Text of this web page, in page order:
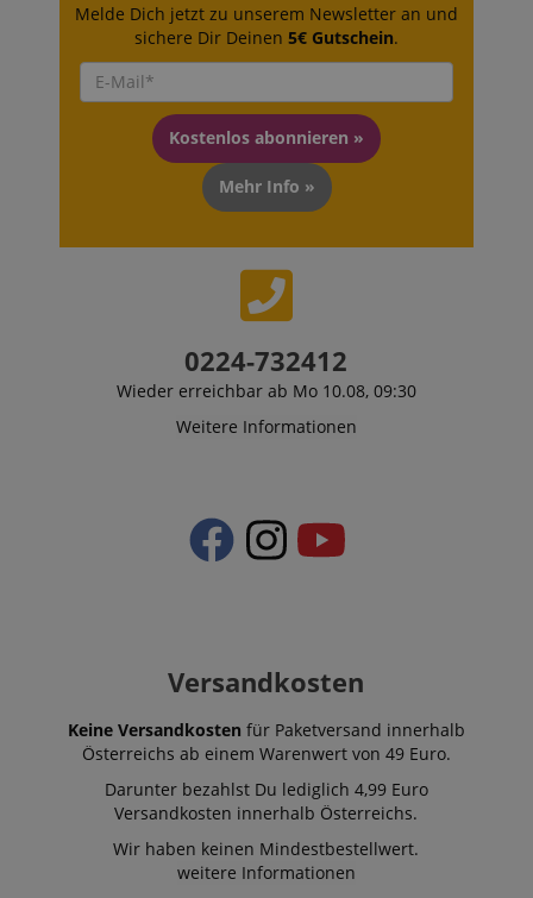
Melde Dich jetzt zu unserem Newsletter an und
sichere Dir Deinen 5€ Gutschein.
Kostenlos abonnieren »
Mehr Info »
0224-732412
Wieder erreichbar ab Mo 10.08, 09:30
Weitere Informationen
Versandkosten
Keine Versandkosten für Paketversand innerhalb
Österreichs ab einem Warenwert von 49 Euro.
Darunter bezahlst Du lediglich 4,99 Euro
Versandkosten innerhalb Österreichs.
Wir haben keinen Mindestbestellwert.
weitere Informationen